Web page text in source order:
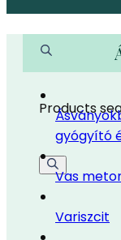
Products
gyógyító
Vas
Variszcit